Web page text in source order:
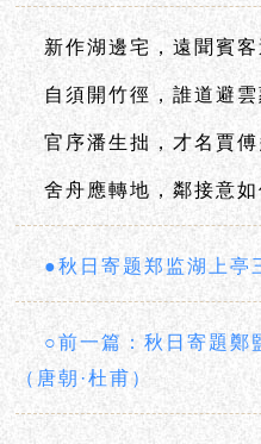
新作湖邊宅，遠聞賓客
自須開竹徑，誰道避雲
官序潘生拙，才名賈傅
舍舟應轉地，鄰接意如
●秋日寄题郑监湖上亭
○前一篇：秋日寄題鄭
（唐朝·杜甫）